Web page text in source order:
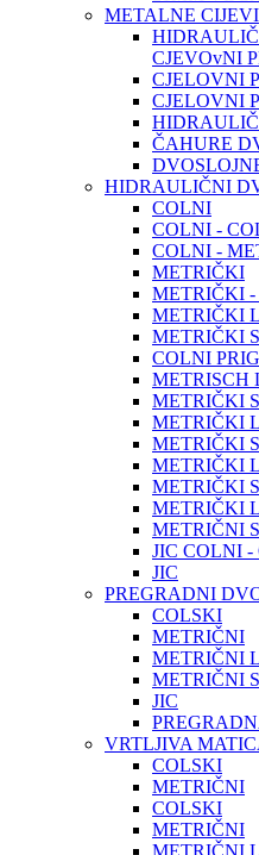
METALNE CIJEVI
CJEVOvNI
CJELOVNI
CJELOVNI
ČAHURE
HIDRAULIČNI
COLNI
COLNI -
COLNI -
METRIČKI
METRIČKI
METRIČKI
METRIČKI
COLNI
METRISCH
METRIČKI S
METRIČKI
METRIČKI
METRIČKI
METRIČKI
METRIČKI L
METRIČNI S
JIC COLNI -
JIC
PREGRADNI
COLSKI
METRIČNI
METRIČNI L
METRIČNI S
JIC
VRTLJIVA
COLSKI
METRIČNI
COLSKI
METRIČNI
METRIČNI L